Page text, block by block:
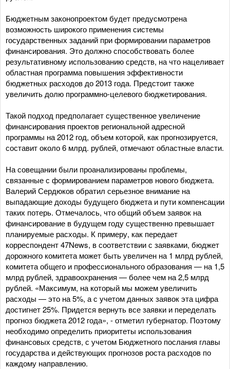
Бюджетным законопроектом будет предусмотрена
возможность широкого применения системы
государственных заданий при формировании параметров
финансирования. Это должно способствовать более
результативному использованию средств, на что нацеливает
областная программа повышения эффективности
бюджетных расходов до 2013 года. Предстоит также
увеличить долю программно-целевого бюджетирования.
Такой подход предполагает существенное увеличение
финансирования проектов региональной адресной
программы на 2012 год, объем которой, как прогнозируется,
составит около 6 млрд. рублей, отмечают областные власти.
На совещании были проанализированы проблемы,
связанные с формированием параметров нового бюджета.
Валерий Сердюков обратил серьезное внимание на
выпадающие доходы будущего бюджета и пути компенсации
таких потерь. Отмечалось, что общий объем заявок на
финансирование в будущем году существенно превышает
планируемые расходы. К примеру, как передает
корреспондент 47News, в соответствии с заявками, бюджет
дорожного комитета может быть увеличен на 1 млрд рублей,
комитета общего и профессионального образования — на 1,5
млрд рублей, здравоохранения — более чем на 2,5 млрд
рублей. «Максимум, на который мы можем увеличить
расходы — это на 5%, а с учетом данных заявок эта цифра
достигнет 25%. Придется вернуть все заявки и переделать
прогноз бюджета 2012 года», - отметил губернатор. Поэтому
необходимо определить приоритеты использования
финансовых средств, с учетом Бюджетного послания главы
государства и действующих прогнозов роста расходов по
каждому направлению.